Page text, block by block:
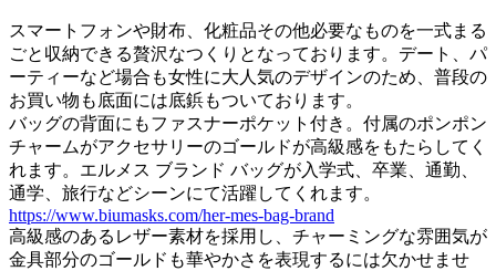
スマートフォンや財布、化粧品その他必要なものを一式まる
ごと収納できる贅沢なつくりとなっております。デート、パ
ーティーなど場合も女性に大人気のデザインのため、普段の
お買い物も底面には底鋲もついております。
バッグの背面にもファスナーポケット付き。付属のポンポン
チャームがアクセサリーのゴールドが高級感をもたらしてく
れます。エルメス ブランド バッグが入学式、卒業、通勤、
通学、旅行などシーンにて活躍してくれます。
https://www.biumasks.com/her-mes-bag-brand
高級感のあるレザー素材を採用し、チャーミングな雰囲気が
金具部分のゴールドも華やかさを表現するには欠かせませ